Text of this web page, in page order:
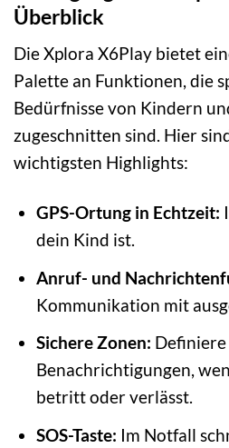
Überblick
Die Xplora X6Play bietet
Palette an Funktionen, die
Bedürfnisse von Kindern
zugeschnitten sind. Hier
wichtigsten Highlights:
GPS-Ortung in Echtzeit:
dein Kind ist.
Anruf- und
Kommunikation mit
Sichere Zonen:
Benachrichtigungen,
betritt oder verlässt.
SOS-Taste: Im Notfall